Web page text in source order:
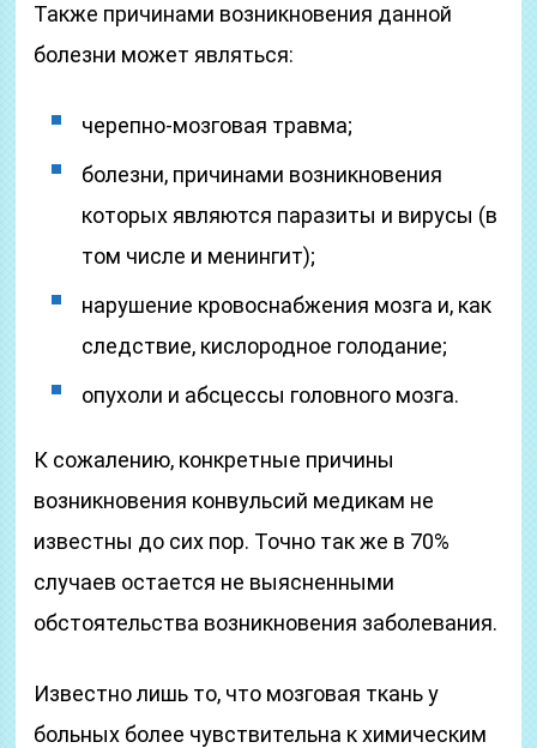
Также причинами возникновения данной
болезни может являться:
черепно-мозговая травма;
болезни, причинами возникновения
которых являются паразиты и вирусы (в
том числе и менингит);
нарушение кровоснабжения мозга и, как
следствие, кислородное голодание;
опухоли и абсцессы головного мозга.
К сожалению, конкретные причины
возникновения конвульсий медикам не
известны до сих пор. Точно так же в 70%
случаев остается не выясненными
обстоятельства возникновения заболевания.
Известно лишь то, что мозговая ткань у
больных более чувствительна к химическим